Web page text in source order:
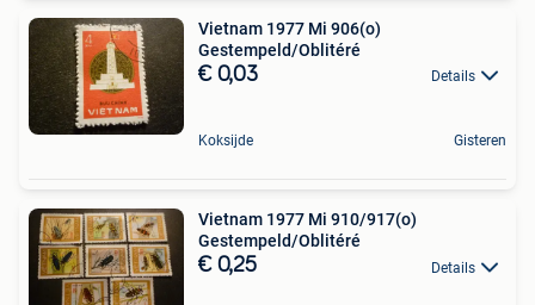
Vietnam 1977 Mi 906(o)
Gestempeld/Oblitéré
€ 0,03 Details
Koksijde Gisteren
Vietnam 1977 Mi 910/917(o)
Gestempeld/Oblitéré
€ 0,25 Details